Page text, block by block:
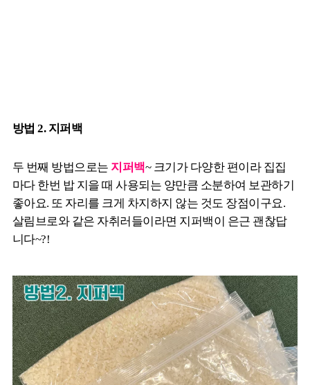
방법 2. 지퍼백
두 번째 방법으로는 지퍼백~ 크기가 다양한 편이라 집집
마다 한번 밥 지을 때 사용되는 양만큼 소분하여 보관하기
좋아요. 또 자리를 크게 차지하지 않는 것도 장점이구요.
살림브로와 같은 자취러들이라면 지퍼백이 은근 괜찮답
니다~?!